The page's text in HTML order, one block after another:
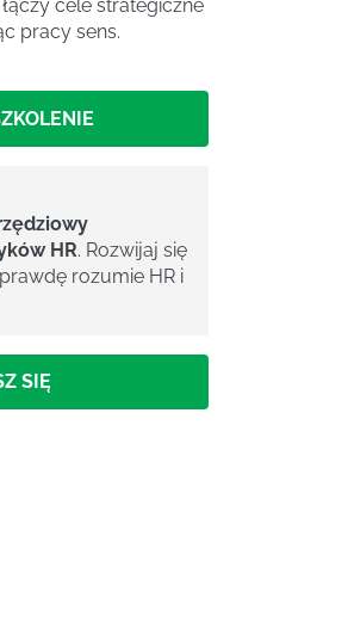
cele strategiczne
pracy sens.
HR. Rozwijaj się
rozumie HR i
SIĘ